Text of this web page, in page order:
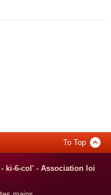
To Top
ki-6-col' - Association loi